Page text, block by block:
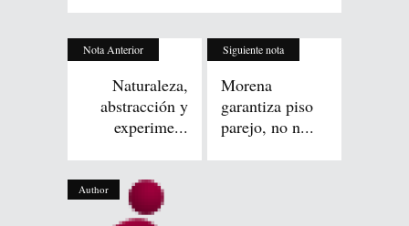
Nota Anterior
Naturaleza,
abstracción y
experime...
Siguiente nota
Morena
garantiza piso
parejo, no n...
Author